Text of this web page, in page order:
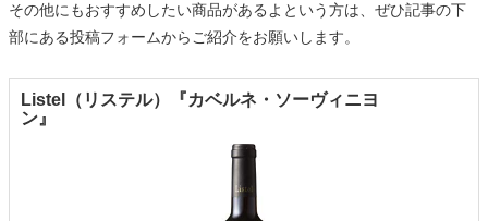
その他にもおすすめしたい商品があるよという方は、ぜひ記事の下
部にある投稿フォームからご紹介をお願いします。
Listel（リステル）『カベルネ・ソーヴィニヨ
ン』